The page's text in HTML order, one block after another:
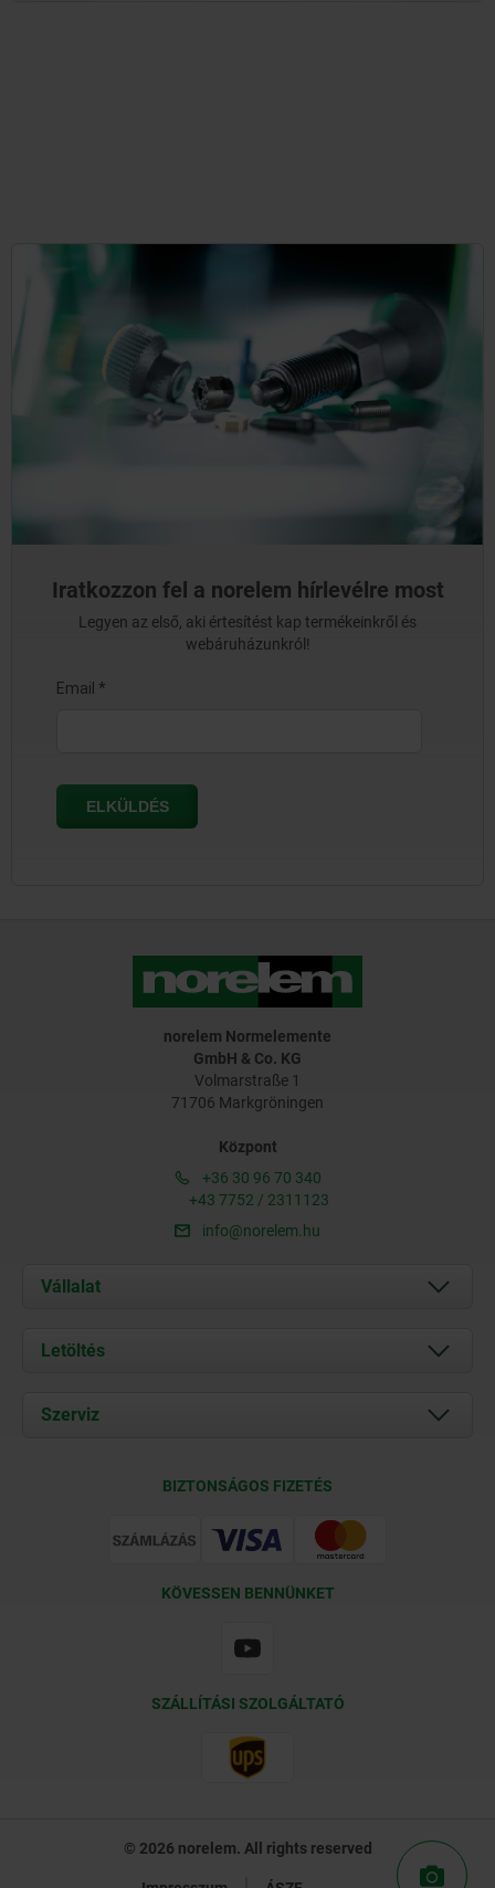
Iratkozzon fel a norelem hírlevélre most
Legyen az első, aki értesítést kap termékeinkről és
webáruházunkról!
norelem Normelemente
GmbH & Co. KG
Volmarstraße 1
71706 Markgröningen
Központ
+36 30 96 70 340
+43 7752 / 2311123
info@norelem.hu
Vállalat
Rólunk
Kapcsolat
Letöltés
Documents
Szerviz
BIZTONSÁGOS FIZETÉS
KÖVESSEN BENNÜNKET
SZÁLLÍTÁSI SZOLGÁLTATÓ
© 2026 norelem. All rights reserved